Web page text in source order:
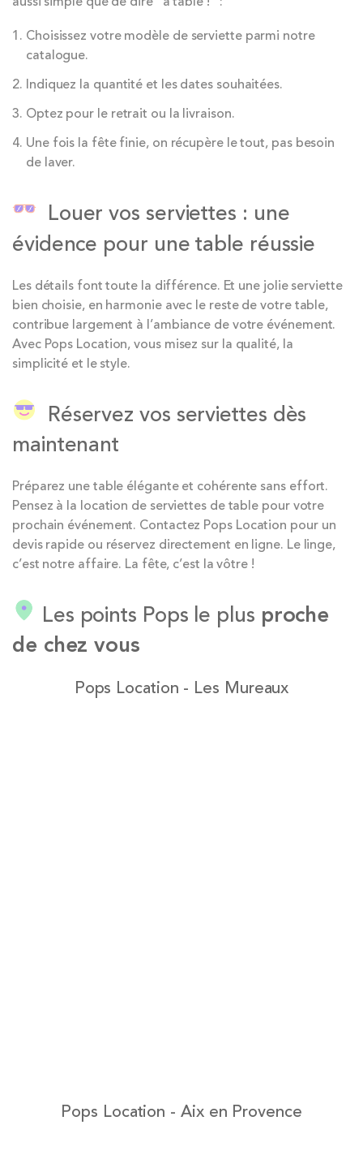
Choisissez votre modèle de serviette parmi notre
catalogue.
Indiquez la quantité et les dates souhaitées.
Optez pour le retrait ou la livraison.
Une fois la fête finie, on récupère le tout, pas besoin
de laver.
Louer vos serviettes : une
évidence pour une table réussie
Les détails font toute la différence. Et une jolie serviette
bien choisie, en harmonie avec le reste de votre table,
contribue largement à l’ambiance de votre événement.
Avec Pops Location, vous misez sur la qualité, la
simplicité et le style.
Réservez vos serviettes dès
maintenant
Préparez une table élégante et cohérente sans effort.
Pensez à la location de serviettes de table pour votre
prochain événement. Contactez Pops Location pour un
devis rapide ou réservez directement en ligne. Le linge,
c’est notre affaire. La fête, c’est la vôtre !
Les points Pops le plus proche
de chez vous
Pops Location - Les Mureaux
Pops Location - Aix en Provence